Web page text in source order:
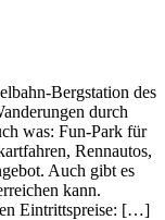
Bergstation des
durch
was: Fun-Park für
Rennautos,
Auch gibt es
kann.
Eintrittspreise: […]